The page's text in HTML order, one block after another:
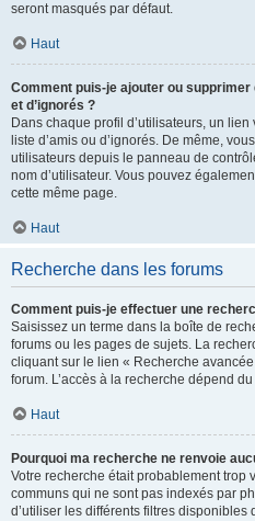
seront masqués par défaut.
Haut
Comment puis-je ajouter ou
et d’ignorés ?
Dans chaque profil d’utilisateurs, un
liste d’amis ou d’ignorés. De même,
utilisateurs depuis le panneau de
nom d’utilisateur. Vous pouvez
cette même page.
Haut
Recherche dans les forums
Comment puis-je effectuer une
Saisissez un terme dans la boîte de
forums ou les pages de sujets. La
cliquant sur le lien « Recherche
forum. L’accès à la recherche dépend
Haut
Pourquoi ma recherche ne renvoie
Votre recherche était probablement trop
communs qui ne sont pas indexés par
d’utiliser les différents filtres